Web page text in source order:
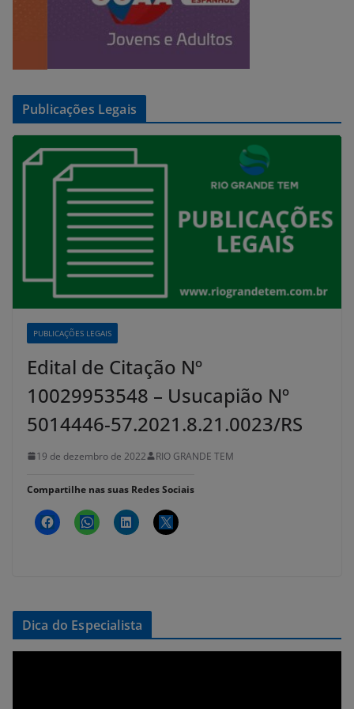
Publicações Legais
PUBLICAÇÕES LEGAIS
Edital de Citação Nº
10029953548 – Usucapião Nº
5014446-57.2021.8.21.0023/RS
19 de dezembro de 2022 RIO GRANDE TEM
Compartilhe nas suas Redes Sociais
Dica do Especialista